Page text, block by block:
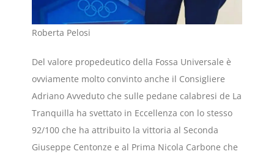
Roberta Pelosi
Del valore propedeutico della Fossa Universale è
ovviamente molto convinto anche il Consigliere
Adriano Avveduto che sulle pedane calabresi de La
Tranquilla ha svettato in Eccellenza con lo stesso
92/100 che ha attribuito la vittoria al Seconda
Giuseppe Centonze e al Prima Nicola Carbone che